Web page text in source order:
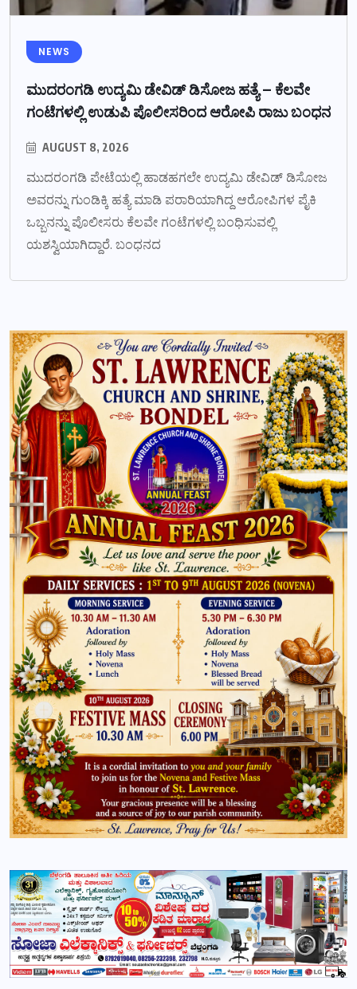
NEWS
ಮುದರಂಗಡಿ ಉದ್ಯಮಿ ಡೇವಿಡ್ ಡಿಸೋಜ ಹತ್ಯೆ – ಕೆಲವೇ
ಗಂಟೆಗಳಲ್ಲಿ ಉಡುಪಿ ಪೊಲೀಸರಿಂದ ಆರೋಪಿ ರಾಜು ಬಂಧನ
AUGUST 8, 2026
ಮುದರಂಗಡಿ ಪೇಟೆಯಲ್ಲಿ ಹಾಡಹಗಲೇ ಉದ್ಯಮಿ ಡೇವಿಡ್ ಡಿಸೋಜ
ಅವರನ್ನು ಗುಂಡಿಕ್ಕಿ ಹತ್ಯೆ ಮಾಡಿ ಪರಾರಿಯಾಗಿದ್ದ ಆರೋಪಿಗಳ ಪೈಕಿ
ಒಬ್ಬನನ್ನು ಪೊಲೀಸರು ಕೆಲವೇ ಗಂಟೆಗಳಲ್ಲಿ ಬಂಧಿಸುವಲ್ಲಿ
ಯಶಸ್ವಿಯಾಗಿದ್ದಾರೆ. ಬಂಧನದ